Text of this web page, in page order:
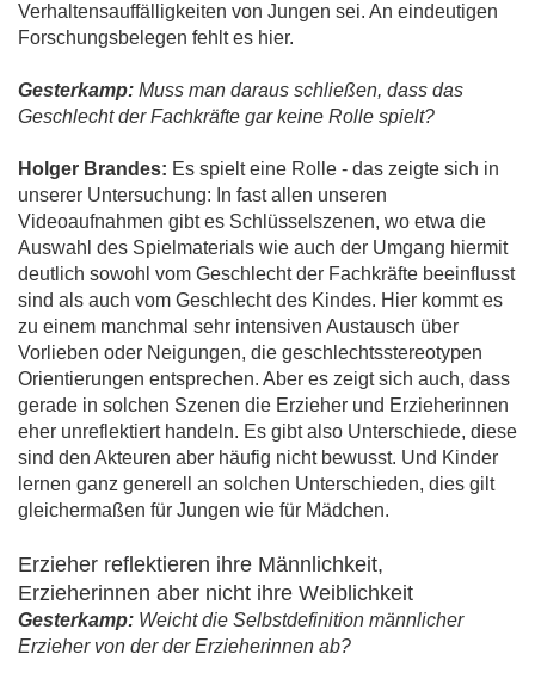
Verhaltensauffälligkeiten von Jungen sei. An eindeutigen
Forschungsbelegen fehlt es hier.
Gesterkamp: Muss man daraus schließen, dass das
Geschlecht der Fachkräfte gar keine Rolle spielt?
Holger Brandes: Es spielt eine Rolle - das zeigte sich in
unserer Untersuchung: In fast allen unseren
Videoaufnahmen gibt es Schlüsselszenen, wo etwa die
Auswahl des Spielmaterials wie auch der Umgang hiermit
deutlich sowohl vom Geschlecht der Fachkräfte beeinflusst
sind als auch vom Geschlecht des Kindes. Hier kommt es
zu einem manchmal sehr intensiven Austausch über
Vorlieben oder Neigungen, die geschlechtsstereotypen
Orientierungen entsprechen. Aber es zeigt sich auch, dass
gerade in solchen Szenen die Erzieher und Erzieherinnen
eher unreflektiert handeln. Es gibt also Unterschiede, diese
sind den Akteuren aber häufig nicht bewusst. Und Kinder
lernen ganz generell an solchen Unterschieden, dies gilt
gleichermaßen für Jungen wie für Mädchen.
Erzieher reflektieren ihre Männlichkeit,
Erzieherinnen aber nicht ihre Weiblichkeit
Gesterkamp: Weicht die Selbstdefinition männlicher
Erzieher von der der Erzieherinnen ab?